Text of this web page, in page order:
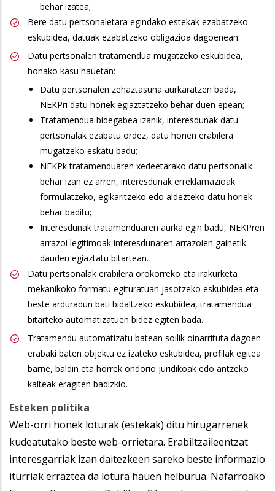
behar izatea;
Bere datu pertsonaletara egindako estekak ezabatzeko
eskubidea, datuak ezabatzeko obligazioa dagoenean.
Datu pertsonalen tratamendua mugatzeko eskubidea,
honako kasu hauetan:
Datu pertsonalen zehaztasuna aurkaratzen bada,
NEKPri datu horiek egiaztatzeko behar duen epean;
Tratamendua bidegabea izanik, interesdunak datu
pertsonalak ezabatu ordez, datu horien erabilera
mugatzeko eskatu badu;
NEKPk tratamenduaren xedeetarako datu pertsonalik
behar izan ez arren, interesdunak erreklamazioak
formulatzeko, egikaritzeko edo aldezteko datu horiek
behar baditu;
Interesdunak tratamenduaren aurka egin badu, NEKPren
arrazoi legitimoak interesdunaren arrazoien gainetik
dauden egiaztatu bitartean.
Datu pertsonalak erabilera orokorreko eta irakurketa
mekanikoko formatu egituratuan jasotzeko eskubidea eta
beste arduradun bati bidaltzeko eskubidea, tratamendua
bitarteko automatizatuen bidez egiten bada.
Tratamendu automatizatu batean soilik oinarrituta dagoen
erabaki baten objektu ez izateko eskubidea, profilak egitea
barne, baldin eta horrek ondorio juridikoak edo antzeko
kalteak eragiten badizkio.
Esteken politika
Web-orri honek loturak (estekak) ditu hirugarrenek
kudeatutako beste web-orrietara. Erabiltzaileentzat
interesgarriak izan daitezkeen sareko beste informazio
iturriak erraztea da lotura hauen helburua. Nafarroako